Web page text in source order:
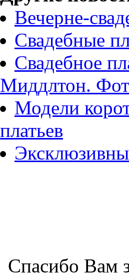
Вечерне-
Свадебные
Свадебное
Миддлтон.
Модели
платьев
Спасибо Вам